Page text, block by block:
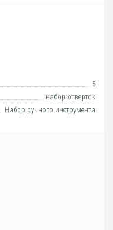
5
набор отверток
Набор ручного инструмента